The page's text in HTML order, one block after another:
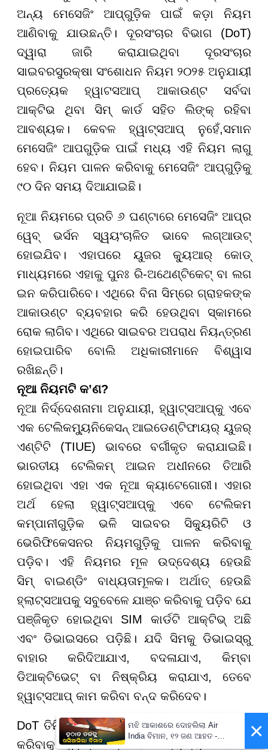
ଅନ୍ୟ ମେସେଜିଂ ଆପ୍‌ଗୁଡ଼ିକ ପାଇଁ କଡ଼ା ନିୟମ
ଆଣିବାକୁ ଯାଉଛନ୍ତି। ଦୂରସଂଚାର ବିଭାଗ (DoT)
ଦ୍ୱାରା ଜାରି କରାଯାଇଥିବା ଦୂରସଂଚାର
ସାଇବରସୁରକ୍ଷା ସଂଶୋଧନ ନିୟମ ୨୦୨୫ ଅନୁଯାୟୀ
ପ୍ରତ୍ୟେକ ହ୍ୱାଟସଆପ୍ ଆକାଉଣ୍ଟ ସର୍ବଦା
ଆକ୍ଟିଭ ଥିବା ସିମ୍ କାର୍ଡ ସହିତ ଲିଙ୍କ୍ ରହିବା
ଆବଶ୍ୟକ। କେବଳ ହ୍ୱାଟ୍ସଆପ୍ ନୁହେଁ,ସମାନ
ମେସେଜିଂ ଆପଗୁଡ଼ିକ ପାଇଁ ମଧ୍ୟ ଏହି ନିୟମ ଲାଗୁ
ହେବ। ନିୟମ ପାଳନ କରିବାକୁ ମେସେଜିଂ ଆପ୍‌ଗୁଡ଼ିକୁ
୯୦ ଦିନ ସମୟ ଦିଆଯାଇଛି।
ନୂଆ ନିୟମରେ ପ୍ରତି ୬ ଘଣ୍ଟାରେ ମେସେଜିଂ ଆପ୍‌ର
ୱେବ୍ ଭର୍ସନ ସ୍ୱୟଂଚାଳିତ ଭାବେ ଲଗ୍ଆଉଟ୍
ହୋଇଯିବ। ଏହାପରେ ୟୁଜର କ୍ୟୁଆର୍ କୋଡ୍
ମାଧ୍ୟମରେ ଏହାକୁ ପୁନଃ ରି-ଅଥେଣ୍ଟିକେଟ୍ ବା ଲଗ
ଇନ କରିପାରିବେ। ଏଥିରେ ବିନା ସିମ୍‌ରେ ଗ୍ରାହକଙ୍କ
ଆକାଉଣ୍ଟ ବ୍ୟବହାର କରି ହେଉଥିବା ସ୍କାମରେ
ରୋକ ଲାଗିବ। ଏଥିରେ ସାଇବର ଅପରାଧ ନିୟନ୍ତ୍ରଣ
ହୋଇପାରିବ ବୋଲି ଅଧିକାରୀମାନେ ବିଶ୍ୱାସ
ରଖିଛନ୍ତି।
ନୂଆ ନିୟମଟି କ’ଣ?
ନୂଆ ନିର୍ଦ୍ଦେଶନାମା ଅନୁଯାୟୀ, ହ୍ୱାଟ୍ସଆପ୍‌କୁ ଏବେ
ଏକ ଟେଲିକମ୍ୟୁନିକେସନ୍ ଆଇଡେଣ୍ଟିଫାୟର୍ ୟୁଜର୍
ଏଣ୍ଟିଟି (TIUE) ଭାବରେ ବର୍ଗୀକୃତ କରାଯାଇଛି।
ଭାରତୀୟ ଟେଲିକମ୍ ଆଇନ ଅଧୀନରେ ତିଆରି
ହୋଇଥିବା ଏହା ଏକ ନୂଆ କ୍ୟାଟେଗୋରୀ। ଏହାର
ଅର୍ଥ ହେଲା ହ୍ୱାଟ୍ସଆପ୍‌କୁ ଏବେ ଟେଲିକମ
କମ୍ପାନୀଗୁଡ଼ିକ ଭଳି ସାଇବର ସିକ୍ୟୁରିଟି ଓ
ଭେରିଫିକେସନର ନିୟମଗୁଡ଼ିକୁ ପାଳନ କରିବାକୁ
ପଡ଼ିବ। ଏହି ନିୟମର ମୂଳ ଉଦ୍ଦେଶ୍ୟ ହେଉଛି
ସିମ୍ ବାଇଣ୍ଡିଂ ବାଧ୍ୟତାମୂଳକ। ଅର୍ଥାତ୍ ହେଉଛି
ହ୍ଲାଟ୍ସଆପକୁ ସବୁବେଳେ ଯାଞ୍ଚ କରିବାକୁ ପଡ଼ିବ ଯେ
ପଞ୍ଜିକୃତ ହୋଇଥିବା SIM କାର୍ଡଟି ଆକ୍ଟିଭ୍ ଅଛି
ଏବଂ ଡିଭାଇସରେ ପଡ଼ିଛି। ଯଦି ସିମକୁ ଡିଭାଇସ୍‌ରୁ
ବାହାର କରିଦିଆଯାଏ, ବଦଳାଯାଏ, କିମ୍ବା
ଡିଆକ୍ଟିଭେଟ୍ ବା ନିଷ୍କ୍ରିୟ କରାଯାଏ, ତେବେ
ହ୍ୱାଟ୍ସଆପ୍ କାମ କରିବା ବନ୍ଦ କରିଦେବ।
DoT ତିନି ମାସ ମଧ୍ୟରେ ଏହି ସିଷ୍ଟମ କାର୍ଯ୍ୟକାରୀ
କରିବାକୁ ହ୍ୱାଟ୍ସଆପ୍ ଏବଂ ଅନ୍ୟାନ୍ୟ ମେସେଜିଂ
×
ମଝି ଆକାଶରେ ଦୋହଲିଲା Air
India ବିମାନ, ୧୨ ଜଣ ଆହତ -
PrameyaNews7